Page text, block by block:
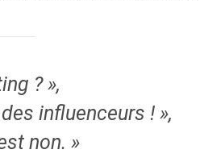
? »,
influenceurs ! »,
non. »